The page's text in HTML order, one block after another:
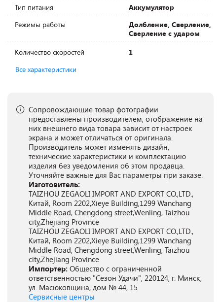
Тип питания
Аккумулятор
Режимы работы
Долбление, Сверление,
Сверление с ударом
Количество скоростей
1
Все характеристики
Сопровождающие товар фотографии
предоставлены производителем, отображение на
них внешнего вида товара зависит от настроек
экрана и может отличаться от оригинала.
Производитель может изменять дизайн,
технические характеристики и комплектацию
изделия без уведомления об этом продавца.
Уточняйте важные для Вас параметры при заказе.
Изготовитель:
TAIZHOU ZEGAOLI IMPORT AND EXPORT CO.,LTD.,
Китай, Room 2202,Xieye Building,1299 Wanchang
Middle Road, Chengdong street,Wenling, Taizhou
city,Zhejiang Province
TAIZHOU ZEGAOLI IMPORT AND EXPORT CO.,LTD.,
Китай, Room 2202,Xieye Building,1299 Wanchang
Middle Road, Chengdong street,Wenling, Taizhou
city,Zhejiang Province
Импортер: Общество с ограниченной
ответственностью "Сезон Удачи", 220124, г. Минск,
ул. Масюковщина, дом № 44, 15
Сервисные центры